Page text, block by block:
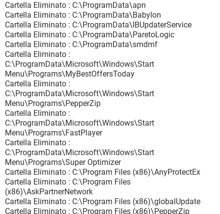
Cartella Eliminato : C:\ProgramData\apn
Cartella Eliminato : C:\ProgramData\Babylon
Cartella Eliminato : C:\ProgramData\IBUpdaterService
Cartella Eliminato : C:\ProgramData\ParetoLogic
Cartella Eliminato : C:\ProgramData\smdmf
Cartella Eliminato :
C:\ProgramData\Microsoft\Windows\Start
Menu\Programs\MyBestOffersToday
Cartella Eliminato :
C:\ProgramData\Microsoft\Windows\Start
Menu\Programs\PepperZip
Cartella Eliminato :
C:\ProgramData\Microsoft\Windows\Start
Menu\Programs\FastPlayer
Cartella Eliminato :
C:\ProgramData\Microsoft\Windows\Start
Menu\Programs\Super Optimizer
Cartella Eliminato : C:\Program Files (x86)\AnyProtectEx
Cartella Eliminato : C:\Program Files
(x86)\AskPartnerNetwork
Cartella Eliminato : C:\Program Files (x86)\globalUpdate
Cartella Eliminato : C:\Program Files (x86)\PepperZip